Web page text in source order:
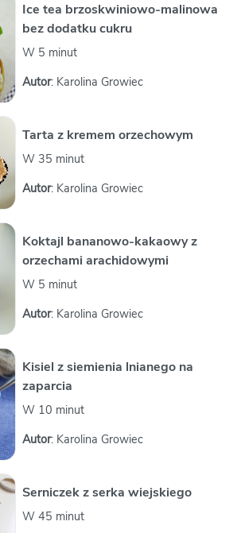
Ice tea brzoskwiniowo-malinowa
bez dodatku cukru
W 5 minut
Autor: Karolina Growiec
Tarta z kremem orzechowym
W 35 minut
Autor: Karolina Growiec
Koktajl bananowo-kakaowy z
orzechami arachidowymi
W 5 minut
Autor: Karolina Growiec
Kisiel z siemienia lnianego na
zaparcia
W 10 minut
Autor: Karolina Growiec
Serniczek z serka wiejskiego
W 45 minut